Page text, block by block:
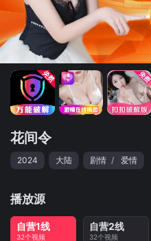
花间令
2024 大陆 剧情 / 爱情
播放源
自营1线
32个视频
自营2线
32个视频